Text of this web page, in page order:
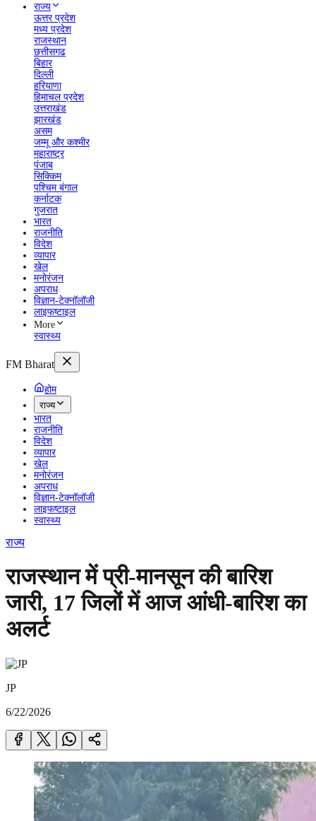
राज्य
ऊत्तर प्रदेश
मध्य प्रदेश
राजस्थान
छत्तीसगढ
बिहार
दिल्ली
हरियाणा
हिमाचल प्रदेश
उत्तराखंड
झारखंड
असम
जम्मू और कश्मीर
महाराष्ट्र
पंजाब
सिक्किम
पश्चिम बंगाल
कर्नाटक
गुजरात
भारत
राजनीति
विदेश
व्यापार
खेल
मनोरंजन
अपराध
विज्ञान-टेक्नॉलॉजी
लाइफष्टाइल
More
स्वास्थ्य
FM Bharat
होम
राज्य
भारत
राजनीति
विदेश
व्यापार
खेल
मनोरंजन
अपराध
विज्ञान-टेक्नॉलॉजी
लाइफष्टाइल
स्वास्थ्य
राज्य
राजस्थान में प्री-मानसून की बारिश
जारी, 17 जिलों में आज आंधी-बारिश का
अलर्ट
JP
6/22/2026